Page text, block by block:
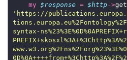
my $response = $http ->